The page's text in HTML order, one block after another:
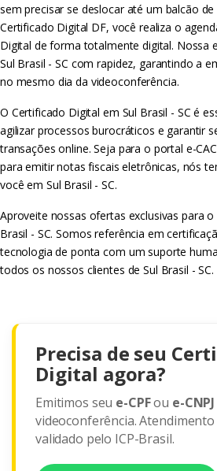
sem precisar se deslocar até um balcão
Certificado Digital DF, você realiza o
Digital de forma totalmente digital. Nossa
Sul Brasil - SC com rapidez, garantindo a
no mesmo dia da videoconferência.
O Certificado Digital em Sul Brasil - SC é
agilizar processos burocráticos e garantir
transações online. Seja para o portal e-
para emitir notas fiscais eletrônicas, nós
você em Sul Brasil - SC.
Aproveite nossas ofertas exclusivas para
Brasil - SC. Somos referência em
tecnologia de ponta com um suporte
todos os nossos clientes de Sul Brasil - SC.
Precisa de seu
Digital agora?
Emitimos seu e-CPFou e-CNPJ
videoconferência.
validado pelo ICP-Brasil.